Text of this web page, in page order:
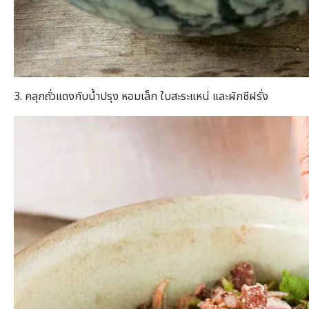
3. คลุกถั่วแดงกับน้ำปรุง หอมเล็ก ใบสะระแหน่ และผักชีฝรั่ง